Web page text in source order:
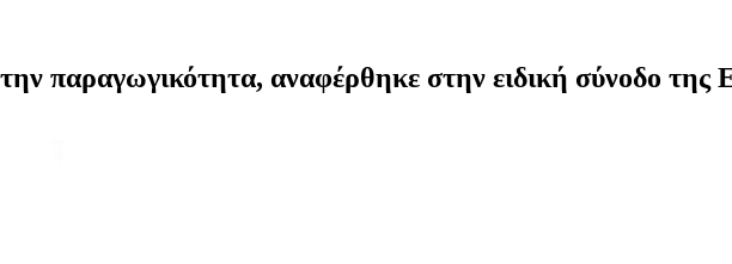
παραγωγικότητα, αναφέρθηκε στην ειδική σύνοδο